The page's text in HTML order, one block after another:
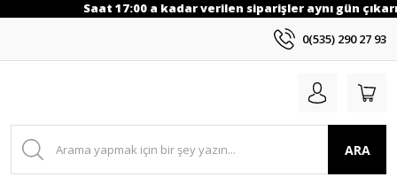
Saat 17:00 a kadar verilen siparişler aynı gün
0(535) 290 27 93
ARA